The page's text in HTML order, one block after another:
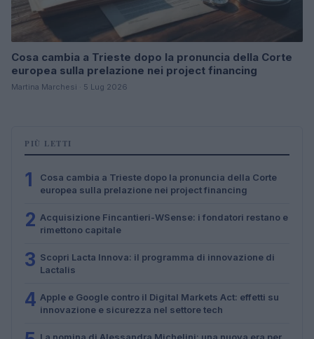
Cosa cambia a Trieste dopo la pronuncia della Corte
europea sulla prelazione nei project financing
Martina Marchesi · 5 Lug 2026
PIÙ LETTI
1
Cosa cambia a Trieste dopo la pronuncia della Corte
europea sulla prelazione nei project financing
2 Acquisizione Fincantieri-WSense: i fondatori restano e
rimettono capitale
3 Scopri Lacta Innova: il programma di innovazione di
Lactalis
4 Apple e Google contro il Digital Markets Act: effetti su
innovazione e sicurezza nel settore tech
La nomina di Alessandra Michelini: una nuova era per